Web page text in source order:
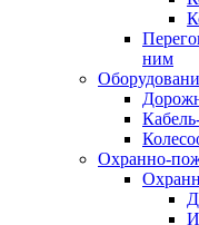
ним
Охранно-